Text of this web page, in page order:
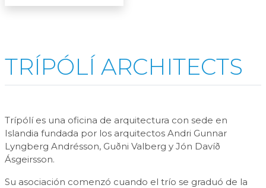
TRÍPÓLÍ ARCHITECTS
Trípólí es una oficina de arquitectura con sede en
Islandia fundada por los arquitectos Andri Gunnar
Lyngberg Andrésson, Guðni Valberg y Jón Davíð
Ásgeirsson.
Su asociación comenzó cuando el trío se graduó de la